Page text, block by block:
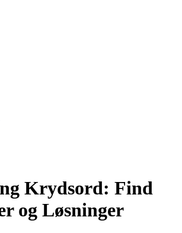
Krydsord: Find
og Løsninger